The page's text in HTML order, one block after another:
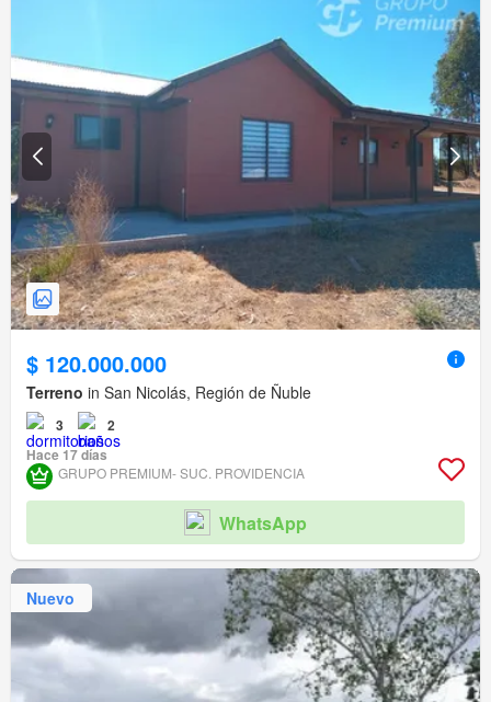
$ 120.000.000
Terreno in San Nicolás, Región de Ñuble
3
2
Hace 17 días
GRUPO PREMIUM- SUC. PROVIDENCIA
WhatsApp
Nuevo